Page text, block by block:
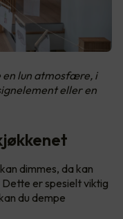
en lun atmosfære, i
eller en
dimmes, da kan
er spesielt viktig
du dempe